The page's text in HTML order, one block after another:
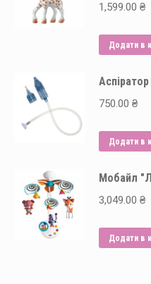
1,599.00 ₴
Додати в
750.00 ₴
Додати в
Мобайл
3,049.00 ₴
Додати в